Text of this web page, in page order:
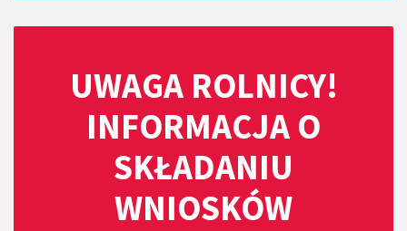
UWAGA ROLNICY!
INFORMACJA O
SKŁADANIU
WNIOSKÓW